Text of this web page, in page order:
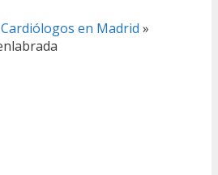
Cardiólogos en Madrid »